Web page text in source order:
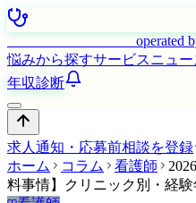
operated
悩みから探すサービスニュー
年収診断
求人通知・応募前相談を登録
ホーム
コラム 看護師
料事情】クリニック別・経